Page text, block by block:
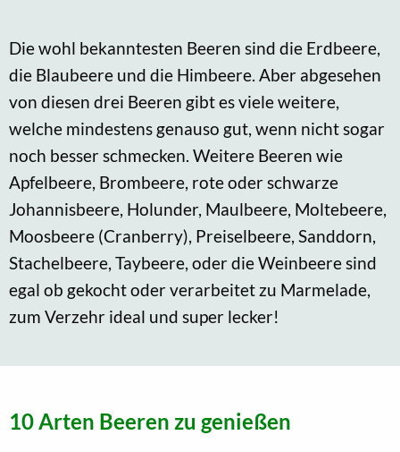
Die wohl bekanntesten Beeren sind die Erdbeere,
die Blaubeere und die Himbeere. Aber abgesehen
von diesen drei Beeren gibt es viele weitere,
welche mindestens genauso gut, wenn nicht sogar
noch besser schmecken. Weitere Beeren wie
Apfelbeere, Brombeere, rote oder schwarze
Johannisbeere, Holunder, Maulbeere, Moltebeere,
Moosbeere (Cranberry), Preiselbeere, Sanddorn,
Stachelbeere, Taybeere, oder die Weinbeere sind
egal ob gekocht oder verarbeitet zu Marmelade,
zum Verzehr ideal und super lecker!
10 Arten Beeren zu genießen